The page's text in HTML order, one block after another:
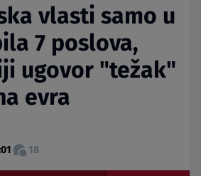
vlasti samo u
7 poslova,
ugovor "težak"
evra
18